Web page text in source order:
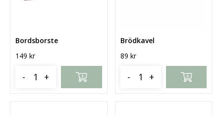
Bordsborste
149 kr
- +
Brödkavel
89 kr
- +